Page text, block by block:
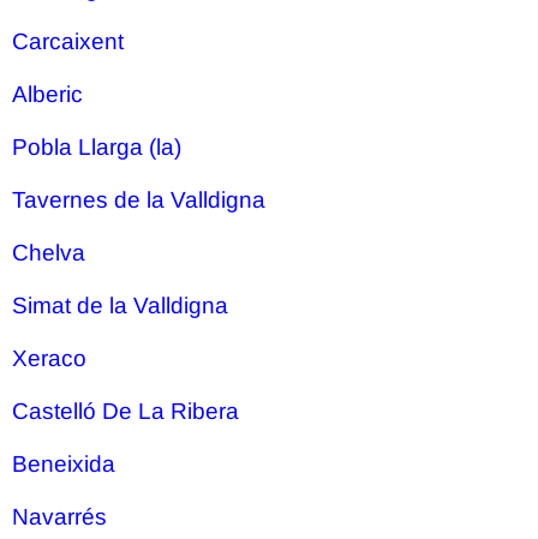
Carcaixent
Alberic
Pobla Llarga (la)
Tavernes de la Valldigna
Chelva
Simat de la Valldigna
Xeraco
Castelló De La Ribera
Beneixida
Navarrés